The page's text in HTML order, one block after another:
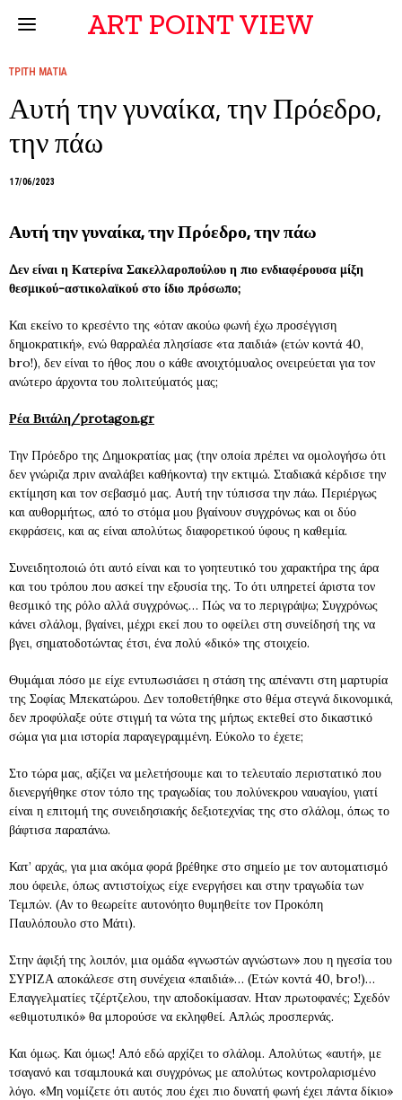
ART POINT VIEW
ΤΡΙΤΗ ΜΑΤΙΑ
Αυτή την γυναίκα, την Πρόεδρο,
την πάω
17/06/2023
Αυτή την γυναίκα, την Πρόεδρο, την πάω
Δεν είναι η Κατερίνα Σακελλαροπούλου η πιο ενδιαφέρουσα μίξη
θεσμικού-αστικολαϊκού στο ίδιο πρόσωπο;
Και εκείνο το κρεσέντο της «όταν ακούω φωνή έχω προσέγγιση
δημοκρατική», ενώ θαρραλέα πλησίασε «τα παιδιά» (ετών κοντά 40,
bro!), δεν είναι το ήθος που ο κάθε ανοιχτόμυαλος ονειρεύεται για τον
ανώτερο άρχοντα του πολιτεύματός μας;
Ρέα Βιτάλη/protagon.gr
Την Πρόεδρο της Δημοκρατίας μας (την οποία πρέπει να ομολογήσω ότι
δεν γνώριζα πριν αναλάβει καθήκοντα) την εκτιμώ. Σταδιακά κέρδισε την
εκτίμηση και τον σεβασμό μας. Αυτή την τύπισσα την πάω. Περιέργως
και αυθορμήτως, από το στόμα μου βγαίνουν συγχρόνως και οι δύο
εκφράσεις, και ας είναι απολύτως διαφορετικού ύφους η καθεμία.
Συνειδητοποιώ ότι αυτό είναι και το γοητευτικό του χαρακτήρα της άρα
και του τρόπου που ασκεί την εξουσία της. Το ότι υπηρετεί άριστα τον
θεσμικό της ρόλο αλλά συγχρόνως… Πώς να το περιγράψω; Συγχρόνως
κάνει σλάλομ, βγαίνει, μέχρι εκεί που το οφείλει στη συνείδησή της να
βγει, σηματοδοτώντας έτσι, ένα πολύ «δικό» της στοιχείο.
Θυμάμαι πόσο με είχε εντυπωσιάσει η στάση της απέναντι στη μαρτυρία
της Σοφίας Μπεκατώρου. Δεν τοποθετήθηκε στο θέμα στεγνά δικονομικά,
δεν προφύλαξε ούτε στιγμή τα νώτα της μήπως εκτεθεί στο δικαστικό
σώμα για μια ιστορία παραγεγραμμένη. Εύκολο το έχετε;
Στο τώρα μας, αξίζει να μελετήσουμε και το τελευταίο περιστατικό που
διενεργήθηκε στον τόπο της τραγωδίας του πολύνεκρου ναυαγίου, γιατί
είναι η επιτομή της συνειδησιακής δεξιοτεχνίας της στο σλάλομ, όπως το
βάφτισα παραπάνω.
Κατ’ αρχάς, για μια ακόμα φορά βρέθηκε στο σημείο με τον αυτοματισμό
που όφειλε, όπως αντιστοίχως είχε ενεργήσει και στην τραγωδία των
Τεμπών. (Αν το θεωρείτε αυτονόητο θυμηθείτε τον Προκόπη
Παυλόπουλο στο Μάτι).
Στην άφιξή της λοιπόν, μια ομάδα «γνωστών αγνώστων» που η ηγεσία του
ΣΥΡΙΖΑ αποκάλεσε στη συνέχεια «παιδιά»… (Ετών κοντά 40, bro!)…
Επαγγελματίες τζέρτζελου, την αποδοκίμασαν. Ηταν πρωτοφανές; Σχεδόν
«εθιμοτυπικό» θα μπορούσε να εκληφθεί. Απλώς προσπερνάς.
Και όμως. Και όμως! Από εδώ αρχίζει το σλάλομ. Απολύτως «αυτή», με
τσαγανό και τσαμπουκά και συγχρόνως με απολύτως κοντρολαρισμένο
λόγο. «Μη νομίζετε ότι αυτός που έχει πιο δυνατή φωνή έχει πάντα δίκιο»